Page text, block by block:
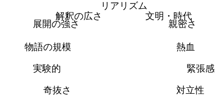
リアリズム
文明・時代
親密さ
熱血
緊張感
対立性
奇抜さ
実験的
物語の規模
展開の強さ
解釈の広さ